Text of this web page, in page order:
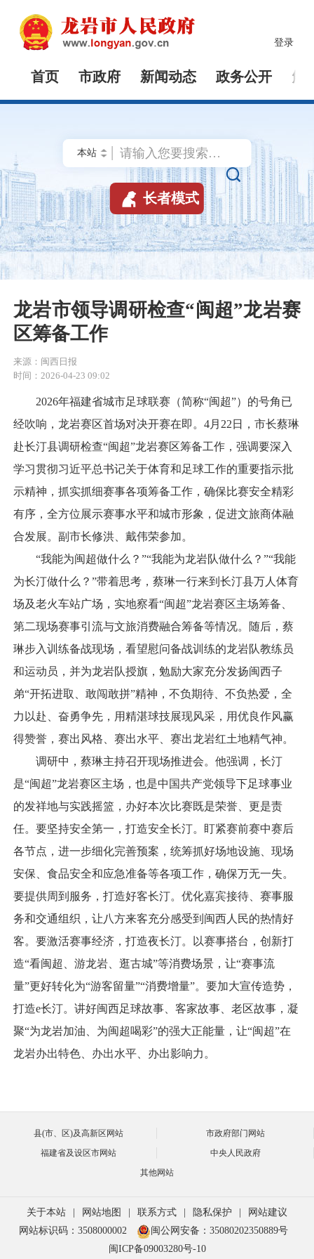
登录
首页 市政府 新闻动态 政务公开 解

 长者模式
龙岩市领导调研检查“闽超”龙岩赛
区筹备工作
来源：闽西日报
时间：2026-04-23 09:02
2026年福建省城市足球联赛（简称“闽超”）的号角已
经吹响，龙岩赛区首场对决开赛在即。4月22日，市长蔡琳
赴长汀县调研检查“闽超”龙岩赛区筹备工作，强调要深入
学习贯彻习近平总书记关于体育和足球工作的重要指示批
示精神，抓实抓细赛事各项筹备工作，确保比赛安全精彩
有序，全方位展示赛事水平和城市形象，促进文旅商体融
合发展。副市长修洪、戴伟荣参加。
“我能为闽超做什么？”“我能为龙岩队做什么？”“我能
为长汀做什么？”带着思考，蔡琳一行来到长汀县万人体育
场及老火车站广场，实地察看“闽超”龙岩赛区主场筹备、
第二现场赛事引流与文旅消费融合筹备等情况。随后，蔡
琳步入训练备战现场，看望慰问备战训练的龙岩队教练员
和运动员，并为龙岩队授旗，勉励大家充分发扬闽西子
弟“开拓进取、敢闯敢拼”精神，不负期待、不负热爱，全
力以赴、奋勇争先，用精湛球技展现风采，用优良作风赢
得赞誉，赛出风格、赛出水平、赛出龙岩红土地精气神。
调研中，蔡琳主持召开现场推进会。他强调，长汀
是“闽超”龙岩赛区主场，也是中国共产党领导下足球事业
的发祥地与实践摇篮，办好本次比赛既是荣誉、更是责
任。要坚持安全第一，打造安全长汀。盯紧赛前赛中赛后
各节点，进一步细化完善预案，统筹抓好场地设施、现场
安保、食品安全和应急准备等各项工作，确保万无一失。
要提供周到服务，打造好客长汀。优化嘉宾接待、赛事服
务和交通组织，让八方来客充分感受到闽西人民的热情好
客。要激活赛事经济，打造夜长汀。以赛事搭台，创新打
造“看闽超、游龙岩、逛古城”等消费场景，让“赛事流
量”更好转化为“游客留量”“消费增量”。要加大宣传造势，
打造e长汀。讲好闽西足球故事、客家故事、老区故事，凝
聚“为龙岩加油、为闽超喝彩”的强大正能量，让“闽超”在
龙岩办出特色、办出水平、办出影响力。
县(市、区)及高新区网站
市政府部门网站
福建省及设区市网站
中央人民政府
其他网站
关于本站 网站地图 联系方式 隐私保护
网站建议
网站标识码：3508000002
闽公网安备：35080202350889号
闽ICP备09003280号-10